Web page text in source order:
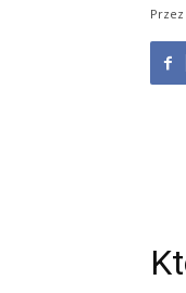
Przez